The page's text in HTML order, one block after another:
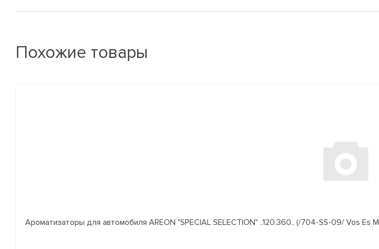
Похожие товары
Ароматизаторы для автомобиля AREON "SPECIAL SELECTION" ..120.360.. (/704-SS-09/ Vos Es M